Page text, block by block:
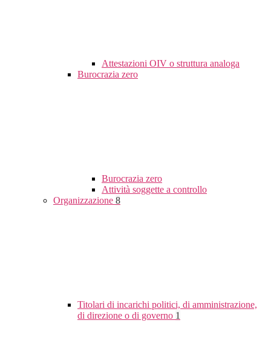
Attestazioni OIV o struttura analoga
Burocrazia zero
Burocrazia zero
Attività soggette a controllo
Organizzazione 8
Titolari di incarichi politici, di amministrazione,
di direzione o di governo 1